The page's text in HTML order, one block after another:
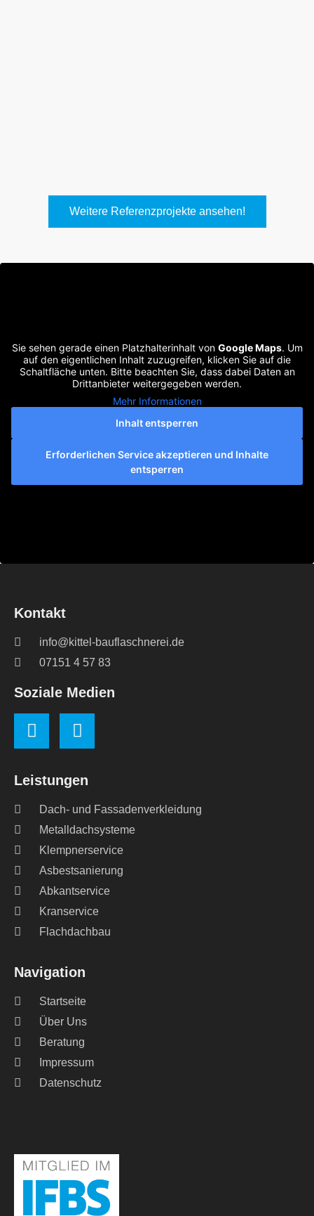
Weitere Referenzprojekte ansehen!
Sie sehen gerade einen Platzhalterinhalt von Google Maps. Um
auf den eigentlichen Inhalt zuzugreifen, klicken Sie auf die
Schaltfläche unten. Bitte beachten Sie, dass dabei Daten an
Drittanbieter weitergegeben werden.
Mehr Informationen
Inhalt entsperren
Erforderlichen Service akzeptieren und Inhalte
entsperren
Navigation
Startseite
Über Uns
Beratung
Impressum
Datenschutz
Leistungen
Dach- und Fassadenverkleidung
Metalldachsysteme
Klempnerservice
Asbestsanierung
Abkantservice
Kranservice
Flachdachbau
Kontakt
info@kittel-bauflaschnerei.de
07151 4 57 83
Soziale Medien